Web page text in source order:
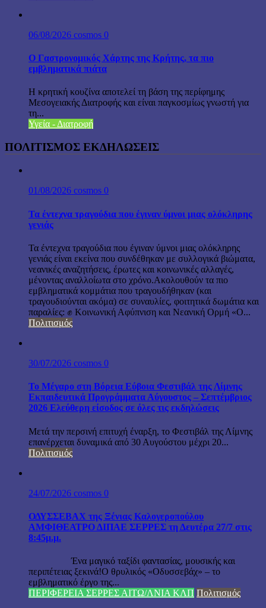
06/08/2026 cosmos 0
Ο Γαστρονομικός Χάρτης της Κρήτης, τα πιο
εμβληματικά πιάτα
Η κρητική κουζίνα αποτελεί τη βάση της περίφημης
Μεσογειακής Διατροφής και είναι παγκοσμίως γνωστή για
τη...
Υγεία - Διατροφή
ΠΟΛΙΤΙΣΜΟΣ ΕΚΔΗΛΩΣΕΙΣ
01/08/2026 cosmos 0
Τα έντεχνα τραγούδια που έγιναν ύμνοι μιας ολόκληρης
γενιάς
Τα έντεχνα τραγούδια που έγιναν ύμνοι μιας ολόκληρης
γενιάς είναι εκείνα που συνδέθηκαν με συλλογικά βιώματα,
νεανικές αναζητήσεις, έρωτες και κοινωνικές αλλαγές,
μένοντας αναλλοίωτα στο χρόνο.Ακολουθούν τα πιο
εμβληματικά κομμάτια που τραγουδήθηκαν (και
τραγουδιούνται ακόμα) σε συναυλίες, φοιτητικά δωμάτια και
παραλίες: ✊ Κοινωνική Αφύπνιση και Νεανική Ορμή «Ο...
Πολιτισμός
30/07/2026 cosmos 0
Το Μέγαρο στη Βόρεια Εύβοια Φεστιβάλ της Λίμνης
Εκπαιδευτικά Προγράμματα Αύγουστος – Σεπτέμβριος
2026 Ελεύθερη είσοδος σε όλες τις εκδηλώσεις
Μετά την περσινή επιτυχή έναρξη, το Φεστιβάλ της Λίμνης
επανέρχεται δυναμικά από 30 Αυγούστου μέχρι 20...
Πολιτισμός
24/07/2026 cosmos 0
ΟΔΥΣΣΕΒΑΧ της Ξένιας Καλογεροπούλου
ΑΜΦΙΘΕΑΤΡΟ ΔΙΠΑΕ ΣΕΡΡΕΣ τη Δευτέρα 27/7 στις
8:45μ.μ.
Ένα μαγικό ταξίδι φαντασίας, μουσικής και
περιπέτειας ξεκινά!Ο θρυλικός «Οδυσσεβάχ» – το
εμβληματικό έργο της...
ΠΕΡΙΦΕΡΕΙΑ ΣΕΡΡΕΣ ΑΙΤΩ/ΛΝΙΑ ΚΛΠ Πολιτισμός